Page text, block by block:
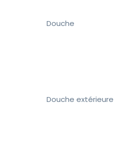
Douche
Douche extérieure